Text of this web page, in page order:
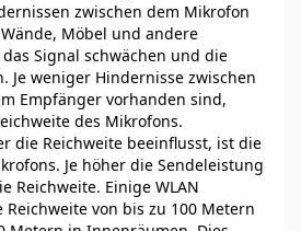
zwischen dem Mikrofon
Möbel und andere
Signal schwächen und die
Je weniger Hindernisse zwischen
Empfänger vorhanden sind,
des Mikrofons.
die Reichweite beeinflusst, ist die
Je höher die Sendeleistung
Reichweite. Einige WLAN
von bis zu 100 Metern